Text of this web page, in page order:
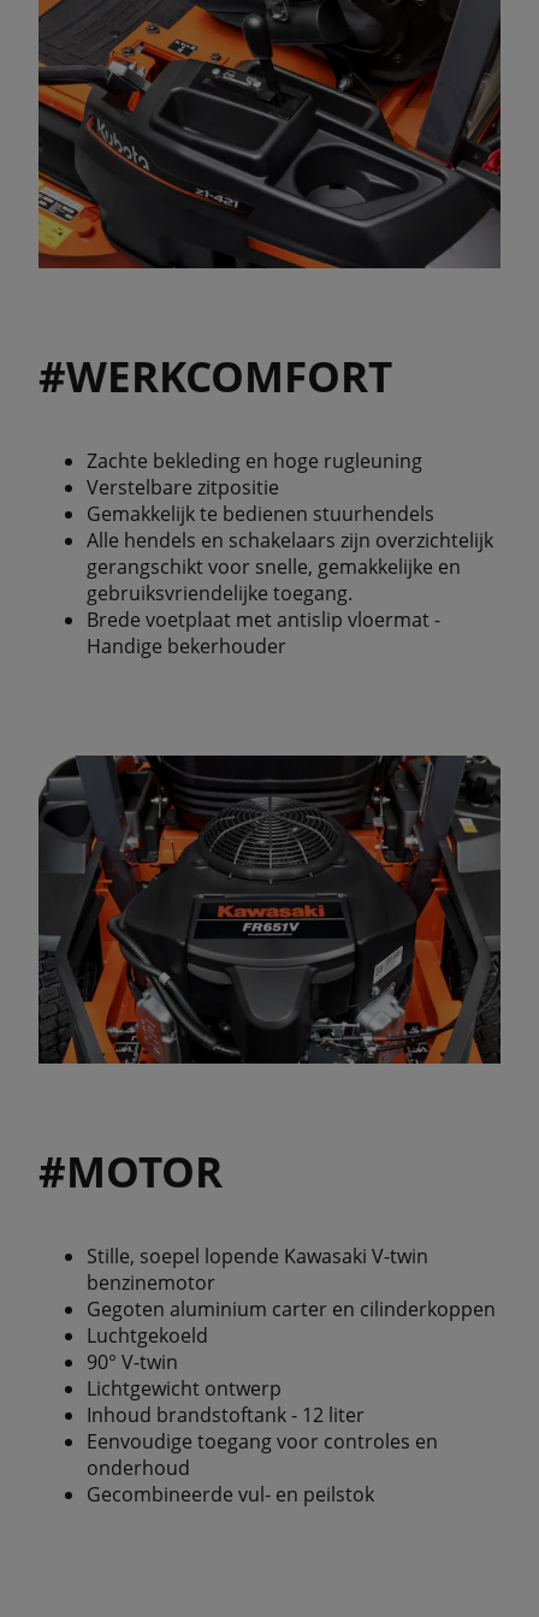
#WERKCOMFORT
Zachte bekleding en hoge rugleuning
Verstelbare zitpositie
Gemakkelijk te bedienen stuurhendels
Alle hendels en schakelaars zijn overzichtelijk
gerangschikt voor snelle, gemakkelijke en
gebruiksvriendelijke toegang.
Brede voetplaat met antislip vloermat -
Handige bekerhouder
#MOTOR
Stille, soepel lopende Kawasaki V-twin
benzinemotor
Gegoten aluminium carter en cilinderkoppen
Luchtgekoeld
90° V-twin
Lichtgewicht ontwerp
Inhoud brandstoftank - 12 liter
Eenvoudige toegang voor controles en
onderhoud
Gecombineerde vul- en peilstok